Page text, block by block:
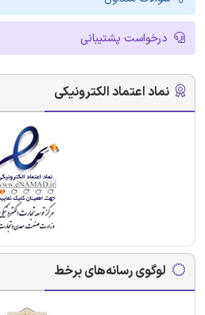
درخواست پشتیبانی
نماد اعتماد الکترونیکی
لوگوی رسانه‌های برخط